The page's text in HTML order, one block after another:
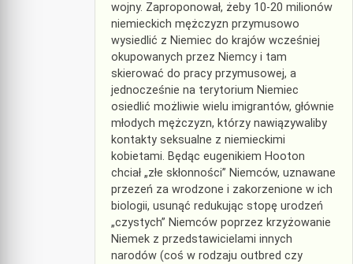
wojny. Zaproponował, żeby 10-20 milionów
niemieckich mężczyzn przymusowo
wysiedlić z Niemiec do krajów wcześniej
okupowanych przez Niemcy i tam
skierować do pracy przymusowej, a
jednocześnie na terytorium Niemiec
osiedlić możliwie wielu imigrantów, głównie
młodych mężczyzn, którzy nawiązywaliby
kontakty seksualne z niemieckimi
kobietami. Będąc eugenikiem Hooton
chciał „złe skłonności” Niemców, uznawane
przezeń za wrodzone i zakorzenione w ich
biologii, usunąć redukując stopę urodzeń
„czystych” Niemców poprzez krzyżowanie
Niemek z przedstawicielami innych
narodów (coś w rodzaju outbred czy